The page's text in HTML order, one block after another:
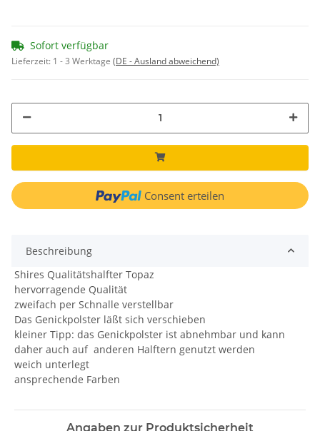
Sofort verfügbar
Lieferzeit: 1 - 3 Werktage (DE - Ausland abweichend)
Consent erteilen
Beschreibung
Shires Qualitätshalfter Topaz
hervorragende Qualität
zweifach per Schnalle verstellbar
Das Genickpolster läßt sich verschieben
kleiner Tipp: das Genickpolster ist abnehmbar und kann
daher auch auf anderen Halftern genutzt werden
weich unterlegt
ansprechende Farben
Angaben zur Produktsicherheit